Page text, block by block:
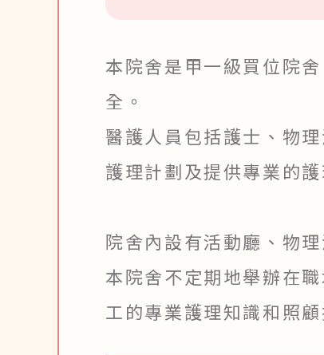
本院舍是甲一級買位院
全。
醫護人員包括護士、物
護理計劃及提供專業的護
院舍內設有活動廳、物
本院舍不定期地舉辦在
工的專業護理知識和照